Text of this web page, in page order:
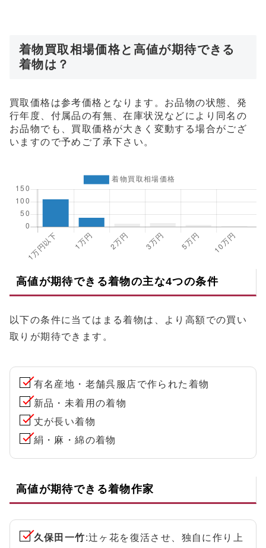
着物買取相場価格と高値が期待できる
着物は？
買取価格は参考価格となります。お品物の状態、発
行年度、付属品の有無、在庫状況などにより同名の
お品物でも、買取価格が大きく変動する場合がござ
いますので予めご了承下さい。
高値が期待できる着物の主な4つの条件
以下の条件に当てはまる着物は、より高額での買い
取りが期待できます。
有名産地・老舗呉服店で作られた着物
新品・未着用の着物
丈が長い着物
絹・麻・綿の着物
高値が期待できる着物作家
久保田一竹:辻ヶ花を復活させ、独自に作り上